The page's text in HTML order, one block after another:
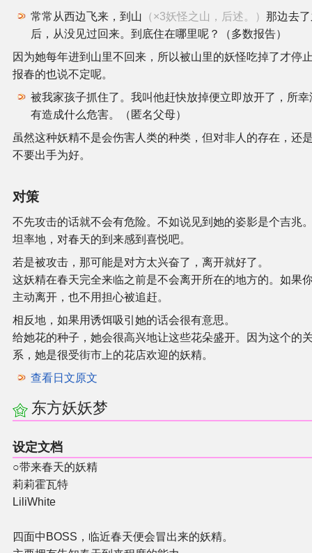
常常从西边飞来，到山 （×3妖怪之山，后述。） 那边去
后，从没见过回来。到底住在哪里呢？（多数报告）
因为她每年进到山里不回来，所以被山里的妖怪吃掉了才停
报春的也说不定呢。
被我家孩子抓住了。我叫他赶快放掉便立即放开了，所幸
有造成什么危害。（匿名父母）
虽然这种妖精不是会伤害人类的种类，但对非人的存在，还
不要出手为好。
对策
不先攻击的话就不会有危险。不如说见到她的姿影是个吉兆
坦率地，对春天的到来感到喜悦吧。
若是被攻击，那可能是对方太兴奋了，离开就好了。
这妖精在春天完全来临之前是不会离开所在的地方的。如果
主动离开，也不用担心被追赶。
相反地，如果用诱饵吸引她的话会很有意思。
给她花的种子，她会很高兴地让这些花朵盛开。因为这个的
系，她是很受街市上的花店欢迎的妖精。
查看日文原文
东方妖妖梦
设定文档
○带来春天的妖精
莉莉霍瓦特
LiliWhite
四面中BOSS，临近春天便会冒出来的妖精。